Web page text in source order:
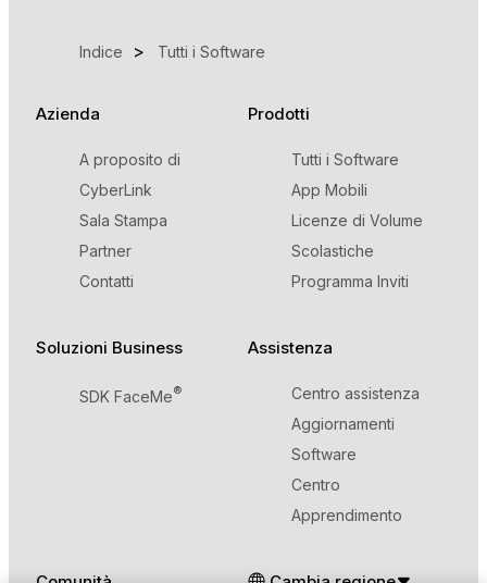
Indice Tutti i Software
Azienda
A proposito di
CyberLink
Sala Stampa
Partner
Contatti
Prodotti
Tutti i Software
App Mobili
Licenze di Volume
Scolastiche
Programma Inviti
Soluzioni Business
SDK FaceMe®
Assistenza
Centro assistenza
Aggiornamenti
Software
Centro
Apprendimento